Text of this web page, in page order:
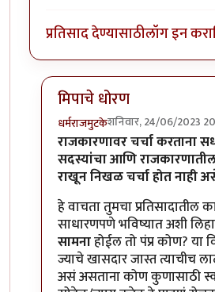
प्रतिसाद देण्यासाठीलॉग इन करा
मिपाचे धोरण
धर्मराजमुटकेशनिवार, 24/06/2023
In reply toखरा राडा होईल तो
राजकारणावर चर्चा करताना
सदस्यांचा आणि
राखून निखळ चर्चा होत नाही
हे वाचता तुमचा प्रतिसादातील
साधारणपणे भविष्यात अशी
सामनाहोईल तो पंप्र कोण? या
ज्याचे खासदार जास्त त्याचीच
असं असताना कोण कुणासाठी